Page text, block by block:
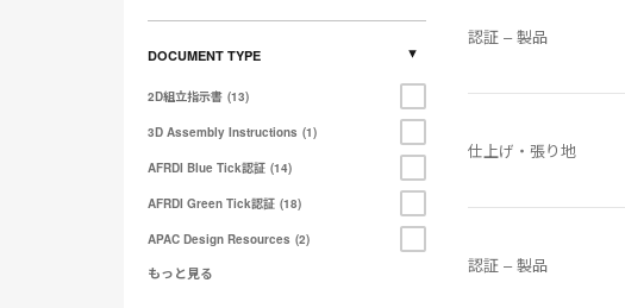
DOCUMENT TYPE
2D組立指示書 13
3D Assembly Instructions 1
AFRDI Blue Tick認証 14
AFRDI Green Tick認証 18
APAC Design Resources 2
もっと見る
認証 – 製品
仕上げ・張り地
認証 – 製品